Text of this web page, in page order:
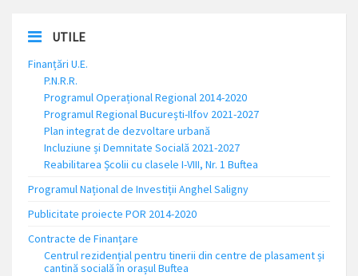
UTILE
Finanțări U.E.
P.N.R.R.
Programul Operațional Regional 2014-2020
Programul Regional București-Ilfov 2021-2027
Plan integrat de dezvoltare urbană
Incluziune și Demnitate Socială 2021-2027
Reabilitarea Școlii cu clasele I-VIII, Nr. 1 Buftea
Programul Național de Investiții Anghel Saligny
Publicitate proiecte POR 2014-2020
Contracte de Finanțare
Centrul rezidențial pentru tinerii din centre de plasament și
cantină socială în orașul Buftea